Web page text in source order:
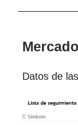
Datos de